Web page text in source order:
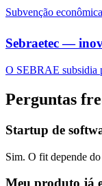
Subvenção
Sebraetec —
O SEBRAE subsidia
Perguntas
Startup de
Sim. O fit depende